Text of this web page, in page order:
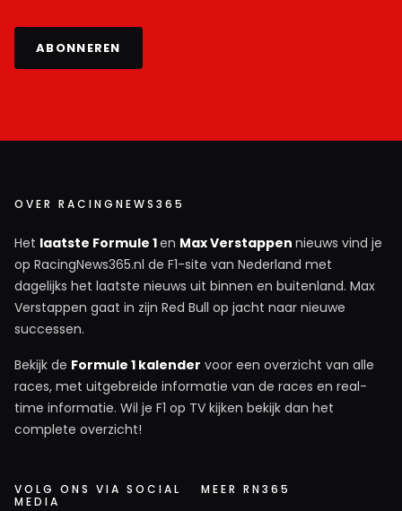
ABONNEREN
OVER RACINGNEWS365
Het laatste Formule 1en Max Verstappen nieuws vind je
op RacingNews365.nl de F1-site van Nederland met
dagelijks het laatste nieuws uit binnen en buitenland. Max
Verstappen gaat in zijn Red Bull op jacht naar nieuwe
successen.
Bekijk de Formule 1 kalender voor een overzicht van alle
races, met uitgebreide informatie van de races en real-
time informatie. Wil je F1 op TV kijken bekijk dan het
complete overzicht!
VOLG ONS VIA SOCIAL
MEDIA
MEER RN365